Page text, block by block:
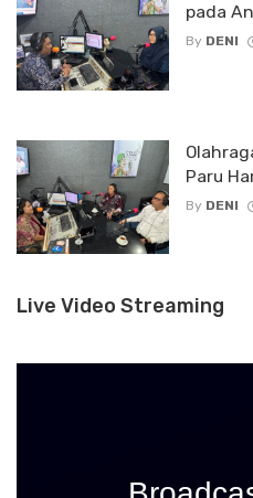
pada
By DENI
Paru
By DENI
Live Video Streaming